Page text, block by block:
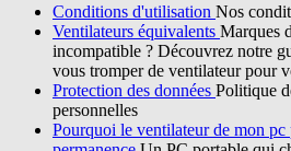
Conditions d'utilisation Nos
Ventilateurs équivalents Marques
incompatible ? Découvrez notre
vous tromper de ventilateur pour
Protection des données Politique
personnelles
Pourquoi le ventilateur de mon pc